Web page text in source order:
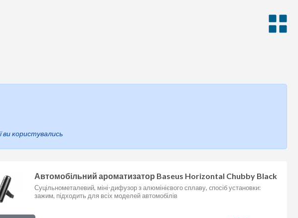
користувались
Автомобільний ароматизатор Baseus Horizontal Chubby Black
Суцільнометалевий, міні-дифузор з алюмінієвого сплаву, cпосіб установки:
зажим, підходить для всіх моделей автомобілів